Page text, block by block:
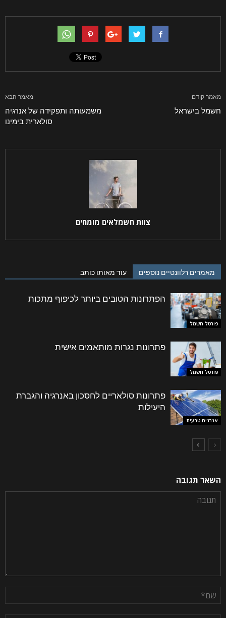
מאמר קודם
חשמל בישראל
מאמר הבא
משמעותה ותפקידה של אנרגיה
סולארית בימינו
צוות חשמלאים מומחים
מאמרים רלוונטיים נוספים עוד מאותו כותב
פורטל חשמל
הפתרונות הטובים ביותר לכיפוף מתכות
פורטל חשמל
פתרונות נגרות מותאמים אישית
אנרגיה טבעית
פתרונות סולאריים לחסכון באנרגיה והגברת
היעילות
השאר תגובה